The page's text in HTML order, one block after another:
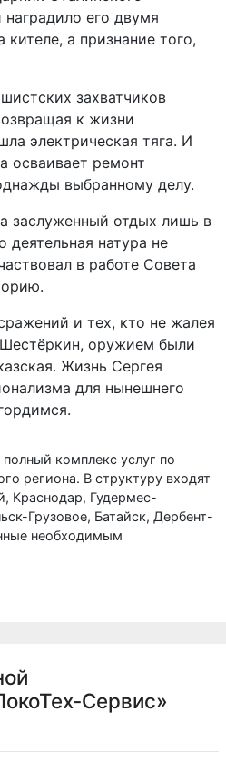
его двумя
а признание того,
захватчиков
к жизни
электрическая тяга. И
осваивает ремонт
выбранному делу.
заслуженный отдых лишь в
деятельная натура не
в работе Совета
и тех, кто не жалея
Шестёркин, оружием были
Жизнь Сергея
для нынешнего
комплекс услуг по
региона. В структуру входят
Краснодар, Гудермес-
Грузовое, Батайск, Дербент-
необходимым
Сервис»